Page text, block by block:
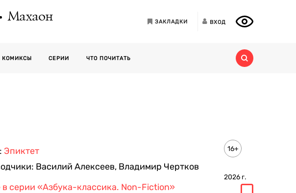
Махаон ЗАКЛАДКИ ВХОД
КОМИКСЫ СЕРИИ ЧТО ПОЧИТАТЬ
Эпиктет
Василий Алексеев, Владимир Чертков
16+
2026 г.
серии «Азбука-классика. Non-Fiction»